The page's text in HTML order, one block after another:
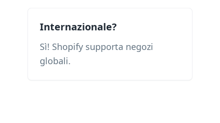
Internazionale?
Sì! Shopify supporta negozi
globali.